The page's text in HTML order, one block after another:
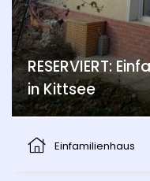
RESERVIERT:
in Kittsee
Einfamilienhaus